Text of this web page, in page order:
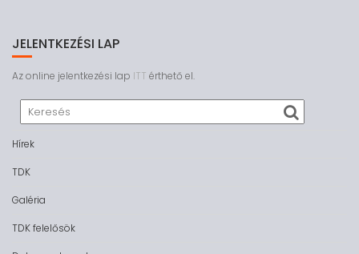
JELENTKEZÉSI LAP
Az online jelentkezési lap ITT érthető el.
Hírek
TDK
Galéria
TDK felelősök